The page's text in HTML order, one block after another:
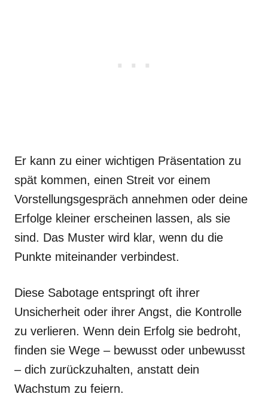
Er kann zu einer wichtigen Präsentation zu
spät kommen, einen Streit vor einem
Vorstellungsgespräch annehmen oder deine
Erfolge kleiner erscheinen lassen, als sie
sind. Das Muster wird klar, wenn du die
Punkte miteinander verbindest.
Diese Sabotage entspringt oft ihrer
Unsicherheit oder ihrer Angst, die Kontrolle
zu verlieren. Wenn dein Erfolg sie bedroht,
finden sie Wege – bewusst oder unbewusst
– dich zurückzuhalten, anstatt dein
Wachstum zu feiern.